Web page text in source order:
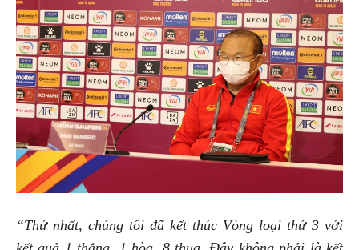
“Thứ nhất, chúng tôi đã kết thúc Vòng loại thứ 3 với